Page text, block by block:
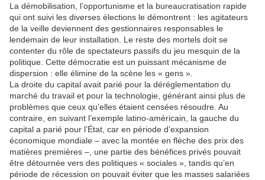
La démobilisation, l’opportunisme et la bureaucratisation rapide
qui ont suivi les diverses élections le démontrent : les agitateurs
de la veille deviennent des gestionnaires responsables le
lendemain de leur installation. Le reste des mortels doit se
contenter du rôle de spectateurs passifs du jeu mesquin de la
politique. Cette démocratie est un puissant mécanisme de
dispersion : elle élimine de la scène les « gens ».
La droite du capital avait parié pour la déréglementation du
marché du travail et pour la technologie, générant ainsi plus de
problèmes que ceux qu’elles étaient censées résoudre. Au
contraire, en suivant l’exemple latino-américain, la gauche du
capital a parié pour l’État, car en période d’expansion
économique mondiale – avec la montée en flèche des prix des
matières premières –, une partie des bénéfices privés pouvait
être détournée vers des politiques « sociales », tandis qu’en
période de récession on pouvait éviter que les masses salariées